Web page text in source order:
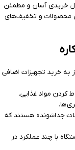
خریدی آسان و مطمئن
محصولات و تخفیف‌های
به خرید تجهیزات اضافی
کردن مواد غذایی.
جداشونده هستند که
با چند عملکرد در